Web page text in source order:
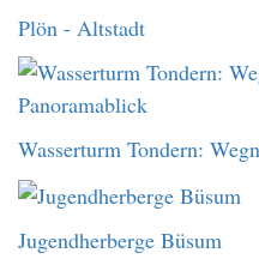
Plön - Altstadt
Wasserturm Tondern:
Jugendherberge Büsum